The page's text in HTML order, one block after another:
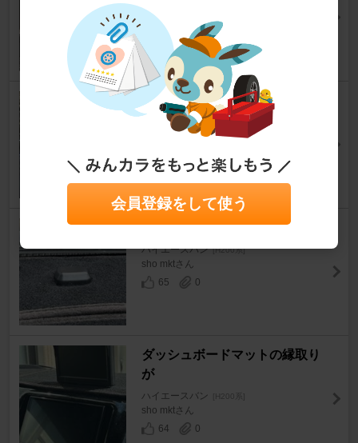
ハイエースバン
いかるどさん
0
久々投稿・・・ベッドマット改
修/自作
tou10さん
14
1
GPSのスムージング？
ハイエースバン [H200系]
sho mktさん
65
0
ダッシュボードマットの縁取り
が
ハイエースバン [H200系]
sho mktさん
64
0
会員登録をして使う